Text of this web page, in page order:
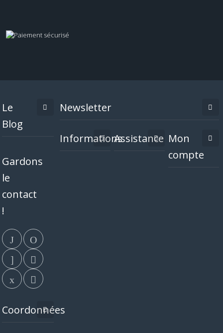
Le
Blog
Gardons
le
contact
!
Coordonnées
Newsletter
InformationsAssistance Mon
compte